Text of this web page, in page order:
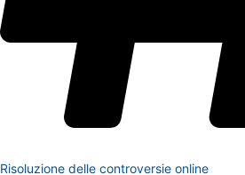
Risoluzione delle controversie online